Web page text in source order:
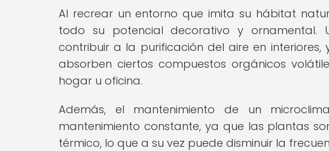
Al recrear un entorno que imita su hábitat
todo su potencial decorativo y ornamental.
contribuir a la purificación del aire en
absorben ciertos compuestos orgánicos
hogar u oficina.
Además, el mantenimiento de un
mantenimiento constante, ya que las plantas
térmico, lo que a su vez puede disminuir la